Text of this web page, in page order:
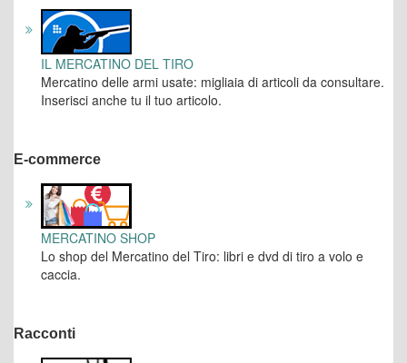
IL MERCATINO DEL TIRO
Mercatino delle armi usate: migliaia di articoli da consultare.
Inserisci anche tu il tuo articolo.
E-commerce
MERCATINO SHOP
Lo shop del Mercatino del Tiro: libri e dvd di tiro a volo e
caccia.
Racconti